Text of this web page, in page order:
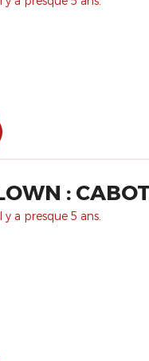
:
a presque 5 ans.